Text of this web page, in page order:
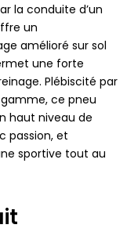
la conduite d’un
un
amélioré sur sol
une forte
Plébiscité par
ce pneu
haut niveau de
passion, et
sportive tout au